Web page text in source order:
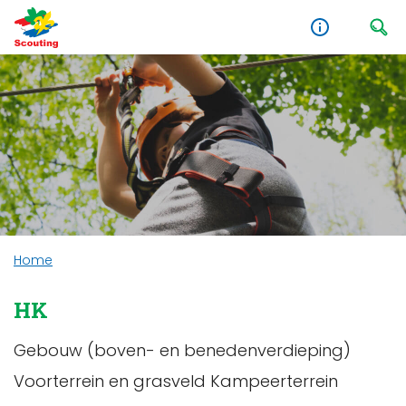
Home
HK
Gebouw (boven- en benedenverdieping)
Voorterrein en grasveld Kampeerterrein